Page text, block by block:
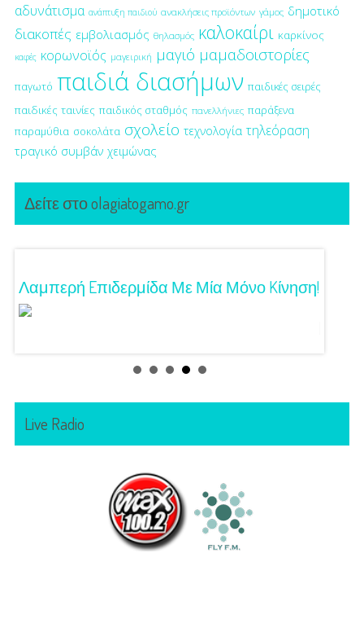
αδυνάτισμα ανάπτυξη παιδιού ανακλήσεις προϊόντων γάμος δημοτικό
διακοπές εμβολιασμός θηλασμός καλοκαίρι καρκίνος
καφές κορωνοϊός μαγειρική μαγιό μαμαδοιστορίες
παγωτό παιδιά διασήμων παιδικές σειρές
παιδικές ταινίες παιδικός σταθμός πανελλήνιες παράξενα
παραμύθια σοκολάτα σχολείο τεχνολογία τηλεόραση
τραγικό συμβάν χειμώνας
Δείτε στο olagiatogamo.gr
Λαμπερή Eπιδερμίδα Με Μία Μόνο Kίνηση!
Live Radio